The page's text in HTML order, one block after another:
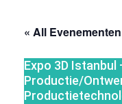
« All Evenementen
Expo 3D
Productie/